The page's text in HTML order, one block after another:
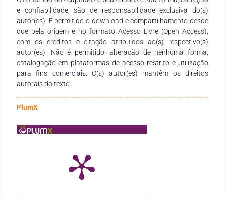
e confiabilidade, são de responsabilidade exclusiva do(s)
autor(es). É permitido o download e compartilhamento desde
que pela origem e no formato Acesso Livre (Open Access),
com os créditos e citação atribuídos ao(s) respectivo(s)
autor(es). Não é permitido: alteração de nenhuma forma,
catalogação em plataformas de acesso restrito e utilização
para fins comerciais. O(s) autor(es) mantêm os direitos
autorais do texto.
PlumX